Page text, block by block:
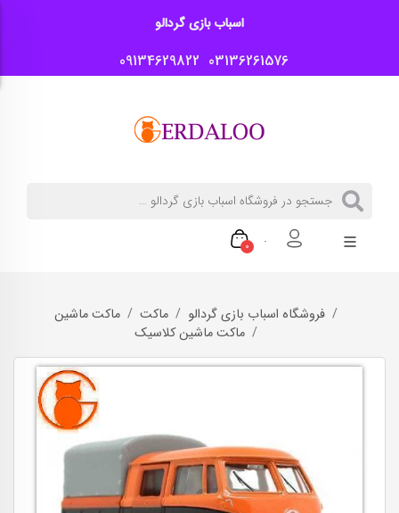
اسباب بازی گردالو
03136261576
09134629822
0
فروشگاه اسباب بازی گردالو ماکت
ماکت ماشین
ماکت ماشین کلاسیک